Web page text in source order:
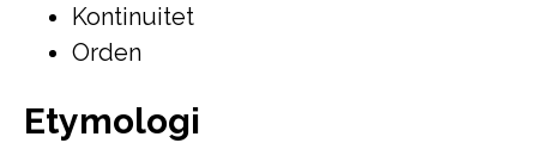
Kontinuitet
Orden
Etymologi